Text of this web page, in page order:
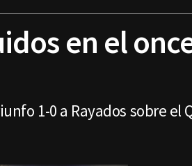
en el
1-0 a Rayados sobre el